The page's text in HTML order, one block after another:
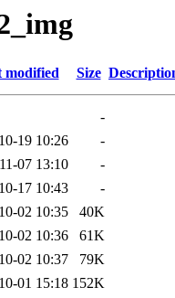
modified Size
-
19 10:26
-
07 13:10
-
17 10:43
-
02 10:35
40K
02 10:36
61K
02 10:37
79K
01 15:18 152K